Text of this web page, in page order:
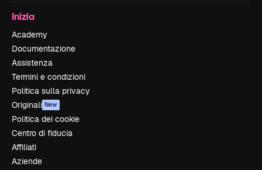
Inizia
Academy
Documentazione
Assistenza
Termini e condizioni
Politica sulla privacy
Originali New
Politica dei cookie
Centro di fiducia
Affiliati
Aziende